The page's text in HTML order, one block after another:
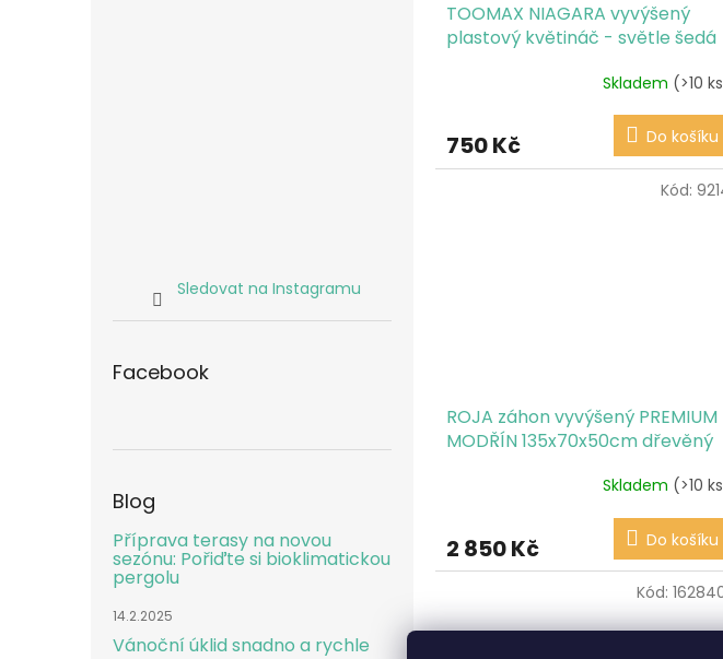
Sledovat na Instagramu
Facebook
Blog
Příprava terasy na novou
sezónu: Pořiďte si bioklimatickou
pergolu
14.2.2025
Vánoční úklid snadno a rychle
TOOMAX NIAGARA vyvýšený
plastový květináč - světle šedá
Skladem (>10
750 Kč Do košíku
ROJA záhon vyvýšený PREMIUM
MODŘÍN 135x70x50cm dřevěný
Skladem (>10
2 850 Kč Do košíku
Kód:
Kód: